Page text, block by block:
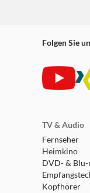
Folgen Sie
TV & Audio
Fernseher
Heimkino
DVD- &
Kopfhörer